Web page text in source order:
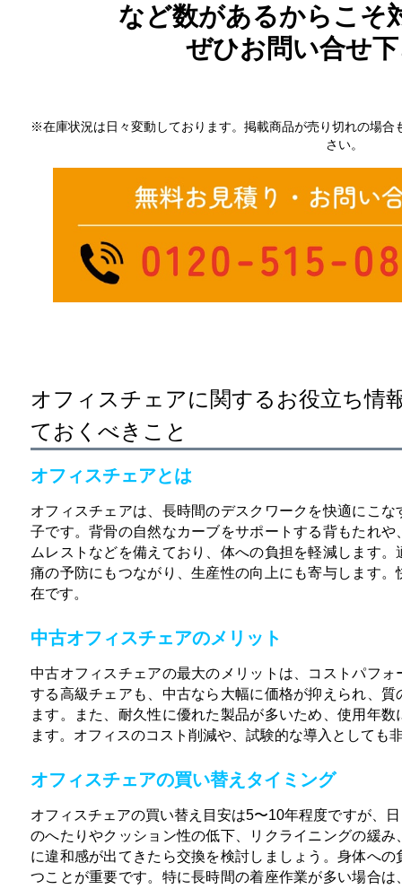
など数があるからこそ
ぜひお問い合せ
※在庫状況は日々変動しております。掲載商品が売り切れの場合
さい。
オフィスチェアに関するお役立ち情
ておくべきこと
オフィスチェアとは
オフィスチェアは、長時間のデスクワークを快適にこ
子です。背骨の自然なカーブをサポートする背もたれ
ムレストなどを備えており、体への負担を軽減します
痛の予防にもつながり、生産性の向上にも寄与します
在です。
中古オフィスチェアのメリット
中古オフィスチェアの最大のメリットは、コストパフ
する高級チェアも、中古なら大幅に価格が抑えられ、
ます。また、耐久性に優れた製品が多いため、使用年
ます。オフィスのコスト削減や、試験的な導入としても
オフィスチェアの買い替えタイミング
オフィスチェアの買い替え目安は5〜10年程度ですが、
のへたりやクッション性の低下、リクライニングの緩
に違和感が出てきたら交換を検討しましょう。身体へ
つことが重要です。特に長時間の着座作業が多い場合